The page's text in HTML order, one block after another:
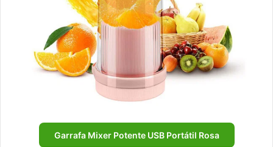
Garrafa Mixer Potente USB Portátil Rosa